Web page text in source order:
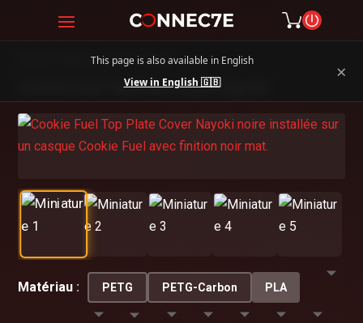
Skydive/Plates Casque
Cookie Fuel Top Plate Cover Nayoki
Matériau PETG PETG-Carbon PLA
This page is also available in English
View in English 🇬🇧
×